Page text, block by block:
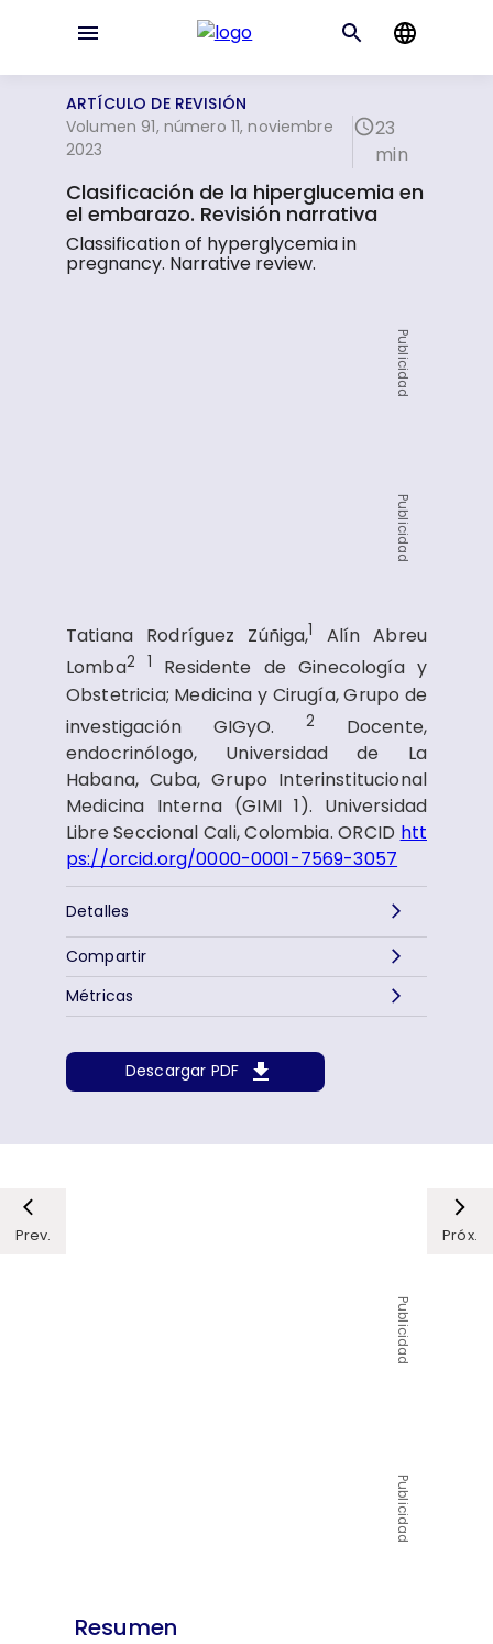
ARTÍCULO DE REVISIÓN
Volumen 91, número 11, noviembre
2023
23
min
Clasificación de la hiperglucemia en
el embarazo. Revisión narrativa
Classification of hyperglycemia in
pregnancy. Narrative review.
Publicidad
Publicidad
Tatiana Rodríguez Zúñiga,1
Alín Abreu
Lomba2 1 Residente de Ginecología y
Obstetricia; Medicina y Cirugía, Grupo de
investigación GIGyO.2
Docente,
endocrinólogo, Universidad de La
Habana, Cuba, Grupo Interinstitucional
Medicina Interna (GIMI 1). Universidad
Libre Seccional Cali, Colombia. ORCID htt
ps://orcid.org/0000-0001-7569-3057
Detalles
Descargar PDF
Métricas
Compartir
Prev. Próx.
Publicidad
Publicidad
Resumen